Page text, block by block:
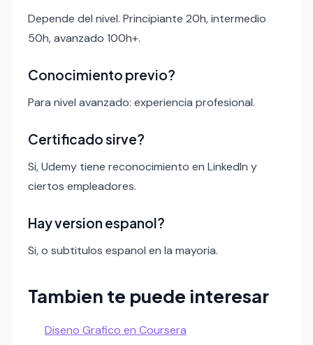
Depende del nivel. Principiante 20h, intermedio
50h, avanzado 100h+.
Conocimiento previo?
Para nivel avanzado: experiencia profesional.
Certificado sirve?
Si, Udemy tiene reconocimiento en LinkedIn y
ciertos empleadores.
Hay version espanol?
Si, o subtitulos espanol en la mayoria.
Tambien te puede interesar
Diseno Grafico en Coursera